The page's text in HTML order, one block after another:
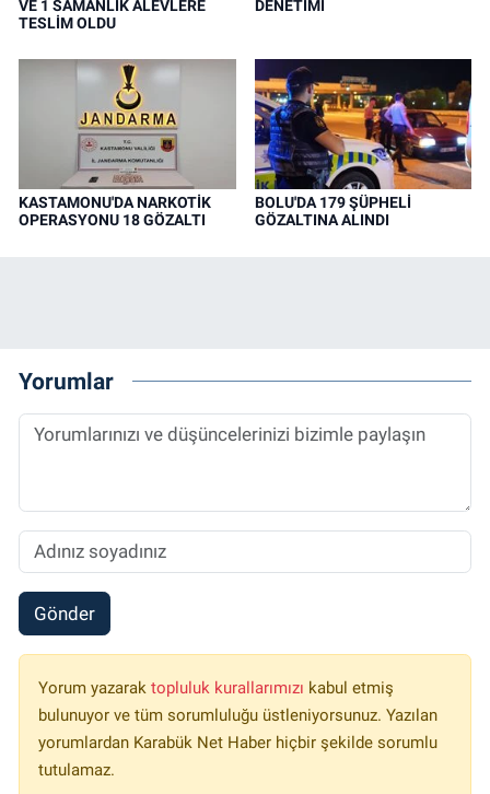
VE 1 SAMANLIK ALEVLERE
TESLİM OLDU
DENETİMİ
KASTAMONU'DA NARKOTİK
OPERASYONU 18 GÖZALTI
BOLU'DA 179 ŞÜPHELİ
GÖZALTINA ALINDI
Yorumlar
Gönder
Yorum yazarak topluluk kurallarımızı kabul etmiş
bulunuyor ve tüm sorumluluğu üstleniyorsunuz. Yazılan
yorumlardan Karabük Net Haber hiçbir şekilde sorumlu
tutulamaz.